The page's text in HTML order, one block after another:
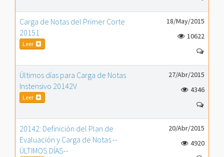
Carga de Notas del Primer Corte
20151
Leer
18/May/2015
10622
Últimos días para Carga de Notas
Instensivo 20142V
Leer
27/Abr/2015
4346
20142: Definición del Plan de
Evaluación y Carga de Notas --
ÚLTIMOS DÍAS--
20/Abr/2015
4920